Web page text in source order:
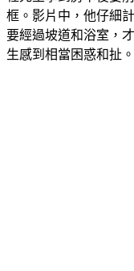
程先生拿到房卡後要
框。影片中，他仔細
要經過坡道和浴室，